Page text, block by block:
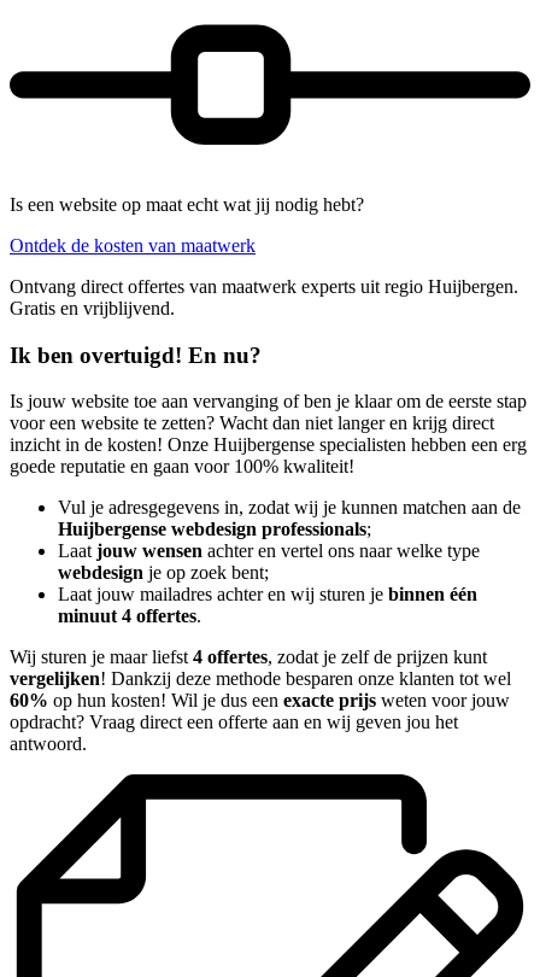
Is een website op maat echt wat jij nodig hebt?
Ontdek de kosten van maatwerk
Ontvang direct offertes van maatwerk experts uit regio Huijbergen.
Gratis en vrijblijvend.
Ik ben overtuigd! En nu?
Is jouw website toe aan vervanging of ben je klaar om de eerste stap
voor een website te zetten? Wacht dan niet langer en krijg direct
inzicht in de kosten! Onze Huijbergense specialisten hebben een erg
goede reputatie en gaan voor 100% kwaliteit!
Vul je adresgegevens in, zodat wij je kunnen matchen aan de
Huijbergense webdesign professionals;
Laat jouw wensen achter en vertel ons naar welke type
webdesign je op zoek bent;
Laat jouw mailadres achter en wij sturen je binnen één
minuut 4 offertes.
Wij sturen je maar liefst 4 offertes, zodat je zelf de prijzen kunt
vergelijken! Dankzij deze methode besparen onze klanten tot wel
60% op hun kosten! Wil je dus een exacte prijs weten voor jouw
opdracht? Vraag direct een offerte aan en wij geven jou het
antwoord.